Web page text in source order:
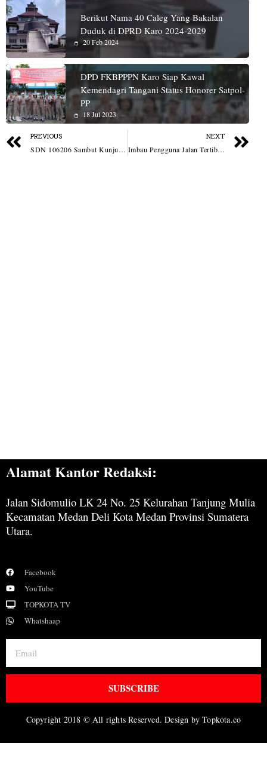
Berikut Nama 40 Caleg Yang Bakalan
Duduk di DPRD Karo 2024-2029
20 Feb 2024
DPD FKBPPPN Karo Siap Kawal
Kemendagri Tangani Status Honorer Satpol-
PP
18 Jul 2023
PREVIOUS
SDN 106206 Sambut Kunjungan Tim Evaluasi Sekolah Rujukan Google
NEXT
Imbau Pengguna Jalan Tertib Berlalu Lintas, Personil Polres Sibolga Berikan Hadiah
Alamat Kantor Redaksi:
Jalan Sidomulio LK 24 No. 25 Kelurahan Tanjung Mulia
Kecamatan Medan Deli Kota Medan Provinsi Sumatera
Utara.
Facebook
YouTube
TOPKOTA TV
Whatshaap
SUBSCRIBE
Copyright 2018 © All rights Reserved. Design by Topkota.co